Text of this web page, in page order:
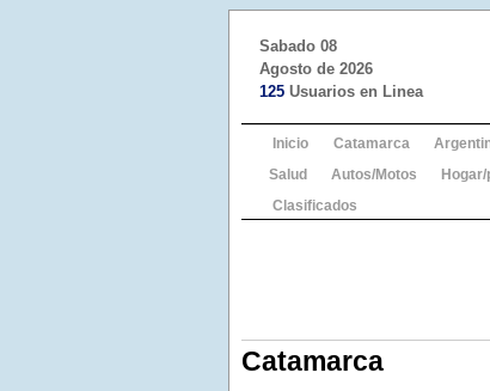
Sabado 08
Agosto de 2026
125 Usuarios en Linea
Inicio Catamarca
Salud
Autos/Motos
Clasificados
Catamarca